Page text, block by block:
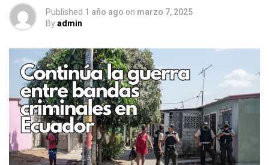
Published 1 año ago on marzo 7, 2025
Byadmin